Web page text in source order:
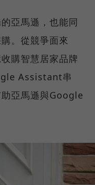
亞馬遜，也能同
。從競爭面來
購智慧居家品牌
Assistant串
亞馬遜與Google